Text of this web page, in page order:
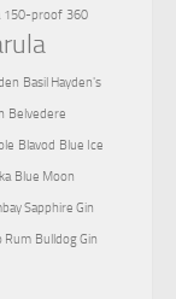
150-proof 360
Basil Hayden's
Belvedere
Blavod Blue Ice
Blue Moon
Sapphire Gin
Rum Bulldog Gin